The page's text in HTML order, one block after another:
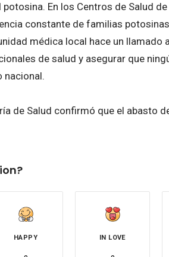
En los Centros de Salud
constante de familias
médica local hace un llamado
de salud y asegurar que
nacional.
de Salud confirmó que el abasto
HAPPY IN LOVE